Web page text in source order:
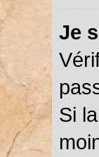
Je
Si